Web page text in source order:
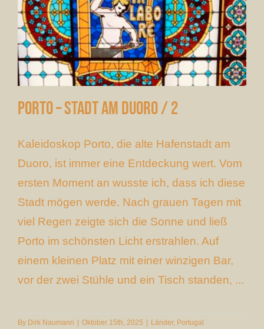
Porto – Stadt am Duoro / 2
Kaleidoskop Porto, die alte Hafenstadt am
Duoro, ist immer eine Entdeckung wert. Vom
ersten Moment an wusste ich, dass ich diese
Stadt mögen werde. Nach grauen Tagen mit
viel Regen zeigte sich die Sonne und ließ
Porto im schönsten Licht erstrahlen. Auf
einem kleinen Platz mit einer winzigen Bar,
vor der zwei Stühle und ein Tisch standen, ...
By Dirk Naumann Oktober 15th, 2025 Länder, Portugal